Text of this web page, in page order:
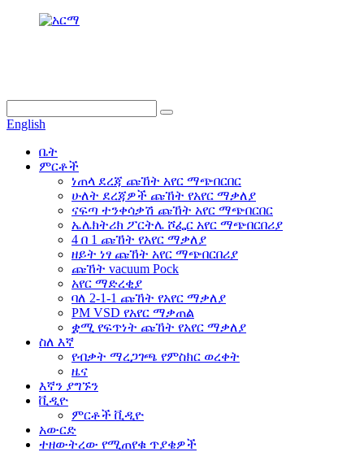
English
ቤት
ምርቶች
ነጠላ ደረጃ ጩኸት አየር ማጭበርበር
ሁለት ደረጃዎች ጩኸት የአየር ማቃለያ
ናፍጣ ተንቀሳቃሽ ጩኸት አየር ማጭበርበር
ኤሌክትሪክ ፖርትሌ ሾፌር አየር ማጭበርበሪያ
4 በ 1 ጩኸት የአየር ማቃለያ
ዘይት ነፃ ጩኸት አየር ማጭበርበሪያ
ጩኸት vacuum Pock
አየር ማድረቂያ
ባለ 2-1-1 ጩኸት የአየር ማቃለያ
PM VSD የአየር ማቃጠል
ቋሚ የፍጥነት ጩኸት የአየር ማቃለያ
ስለ እኛ
የብቃት ማረጋገጫ የምስክር ወረቀት
ዜና
እኛን ያግኙን
ቪዲዮ
ምርቶች ቪዲዮ
አውርድ
ተዘውትረው የሚጠየቁ ጥያቄዎች